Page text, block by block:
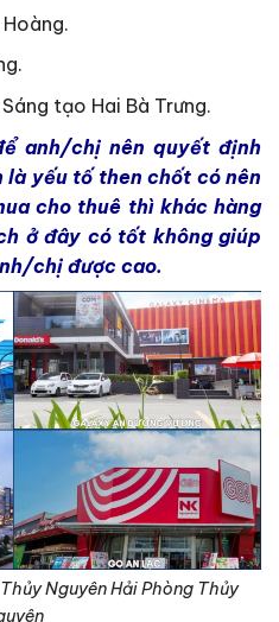
tạo Hai Bà Trưng.
anh/chị nên quyết định
yếu tố then chốt có nên
cho thuê thì khác hàng
ở đây có tốt không giúp
chị được cao.
Nguyên Hải Phòng Thủy